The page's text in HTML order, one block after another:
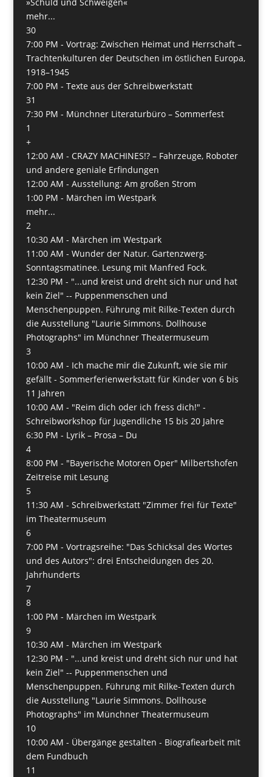
mehr...
30
7:00 PM - Vortrag: Zwischen Heimat und Herrschaft –
Trachtenkulturen der Deutschen im östlichen Europa,
1918–1945
7:00 PM - Texte aus der Schreibwerkstatt
31
7:30 PM - Münchner Literaturbüro – Sommerfest
1
+
12:00 AM - CRAZY MACHINES!? – Fahrzeuge, Roboter
und andere geniale Erfindungen
12:00 AM - Ausstellung: Am großen Strom
1:00 PM - Märchen im Westpark
mehr...
2
10:30 AM - Märchen im Westpark
11:00 AM - Wunder der Natur. Gartenzwerg-
Sonntagsmatinee. Lesung mit Manfred Fock.
12:30 PM - "...und kreist und dreht sich nur und hat
kein Ziel" -- Puppenmenschen und
Menschenpuppen. Führung mit Rilke-Texten durch
die Ausstellung "Laurie Simmons. Dollhouse
Photographs" im Münchner Theatermuseum
3
10:00 AM - Ich mache mir die Zukunft, wie sie mir
gefällt - Sommerferienwerkstatt für Kinder von 6 bis
11 Jahren
10:00 AM - "Reim dich oder ich fress dich!" -
Schreibworkshop für Jugendliche 15 bis 20 Jahre
6:30 PM - Lyrik – Prosa – Du
4
8:00 PM - "Bayerische Motoren Oper" Milbertshofen
Zeitreise mit Lesung
5
11:30 AM - Schreibwerkstatt "Zimmer frei für Texte"
im Theatermuseum
6
7:00 PM - Vortragsreihe: "Das Schicksal des Wortes
und des Autors": drei Entscheidungen des 20.
Jahrhunderts
7
8
1:00 PM - Märchen im Westpark
9
10:30 AM - Märchen im Westpark
12:30 PM - "...und kreist und dreht sich nur und hat
kein Ziel" -- Puppenmenschen und
Menschenpuppen. Führung mit Rilke-Texten durch
die Ausstellung "Laurie Simmons. Dollhouse
Photographs" im Münchner Theatermuseum
10
10:00 AM - Übergänge gestalten - Biografiearbeit mit
dem Fundbuch
11